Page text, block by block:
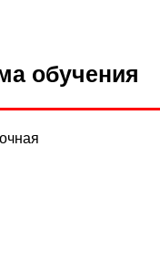
обучения